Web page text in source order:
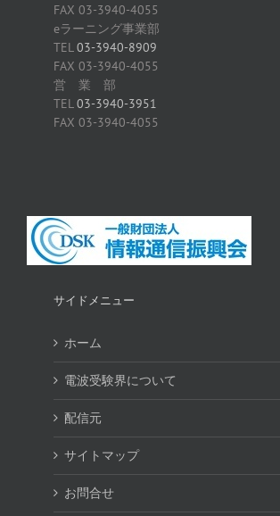
FAX 03-3940-4055
eラーニング事業部
TEL03-3940-8909
FAX 03-3940-4055
営 業 部
TEL03-3940-3951
FAX 03-3940-4055
サイドメニュー
ホーム
電波受験界について
配信元
サイトマップ
お問合せ